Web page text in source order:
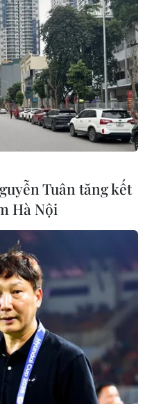
sinh
chủ
Tuân tăng kết
Hà Nội